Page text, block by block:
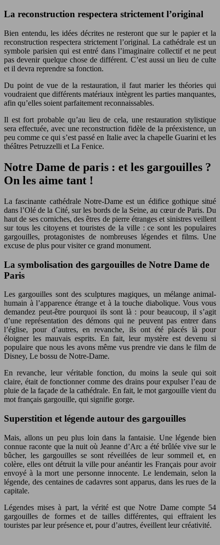
La reconstruction respectera strictement l’original
Bien entendu, les idées décrites ne resteront que sur le papier et la
reconstruction respectera strictement l’original. La cathédrale est un
symbole parisien qui est entré dans l’imaginaire collectif et ne peut
pas devenir quelque chose de différent. C’est aussi un lieu de culte
et il devra reprendre sa fonction.
Du point de vue de la restauration, il faut marier les théories qui
voudraient que différents matériaux intègrent les parties manquantes,
afin qu’elles soient parfaitement reconnaissables.
Il est fort probable qu’au lieu de cela, une restauration stylistique
sera effectuée, avec une reconstruction fidèle de la préexistence, un
peu comme ce qui s’est passé en Italie avec la chapelle Guarini et les
théâtres Petruzzelli et La Fenice.
Notre Dame de paris : et les gargouilles ?
On les aime tant !
La fascinante cathédrale Notre-Dame est un édifice gothique situé
dans l’Olé de la Cité, sur les bords de la Seine, au cœur de Paris. Du
haut de ses corniches, des êtres de pierre étranges et sinistres veillent
sur tous les citoyens et touristes de la ville : ce sont les populaires
gargouilles, protagonistes de nombreuses légendes et films. Une
excuse de plus pour visiter ce grand monument.
La symbolisation des gargouilles de Notre Dame de
Paris
Les gargouilles sont des sculptures magiques, un mélange animal-
humain à l’apparence étrange et à la touche diabolique. Vous vous
demandez peut-être pourquoi ils sont là : pour beaucoup, il s’agit
d’une représentation des démons qui ne peuvent pas entrer dans
l’église, pour d’autres, en revanche, ils ont été placés là pour
éloigner les mauvais esprits. En fait, leur mystère est devenu si
populaire que nous les avons même vus prendre vie dans le film de
Disney, Le bossu de Notre-Dame.
En revanche, leur véritable fonction, du moins la seule qui soit
claire, était de fonctionner comme des drains pour expulser l’eau de
pluie de la façade de la cathédrale. En fait, le mot gargouille vient du
mot français gargouille, qui signifie gorge.
Superstition et légende autour des gargouilles
Mais, allons un peu plus loin dans la fantaisie. Une légende bien
connue raconte que la nuit où Jeanne d’Arc a été brûlée vive sur le
bûcher, les gargouilles se sont réveillées de leur sommeil et, en
colère, elles ont détruit la ville pour anéantir les Français pour avoir
envoyé à la mort une personne innocente. Le lendemain, selon la
légende, des centaines de cadavres sont apparus, dans les rues de la
capitale.
Légendes mises à part, la vérité est que Notre Dame compte 54
gargouilles de formes et de tailles différentes, qui effraient les
touristes par leur présence et, pour d’autres, éveillent leur créativité.